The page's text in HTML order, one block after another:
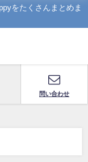
をたくさんまとめま
問い合わせ